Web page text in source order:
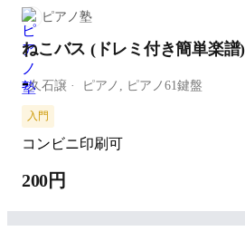
ピアノ塾
ねこバス (ドレミ付き簡単楽譜)
-久石譲 ピアノ, ピアノ61鍵盤
入門
コンビニ印刷可
200円